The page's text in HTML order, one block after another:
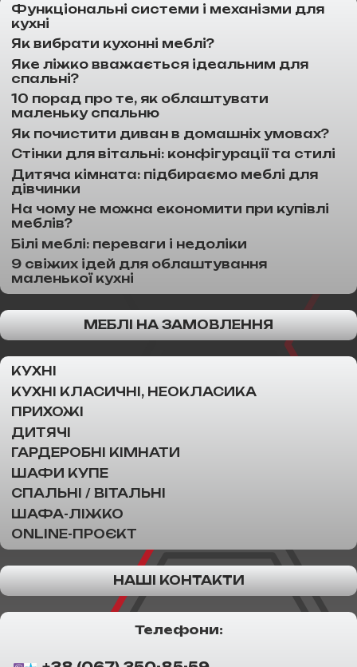
Функціональні системи і механізми для
кухні
Як вибрати кухонні меблі?
Яке ліжко вважається ідеальним для
спальні?
10 порад про те, як облаштувати
маленьку спальню
Як почистити диван в домашніх умовах?
Стінки для вітальні: конфігурації та стилі
Дитяча кімната: підбираємо меблі для
дівчинки
На чому не можна економити при купівлі
меблів?
Білі меблі: переваги і недоліки
9 свіжих ідей для облаштування
маленької кухні
МЕБЛІ НА ЗАМОВЛЕННЯ
КУХНІ
КУХНІ КЛАСИЧНІ, НЕОКЛАСИКА
ПРИХОЖІ
ДИТЯЧІ
ГАРДЕРОБНІ КІМНАТИ
ШАФИ КУПЕ
СПАЛЬНІ / ВІТАЛЬНІ
ШАФА-ЛІЖКО
ONLINE-ПРОЄКТ
НАШІ КОНТАКТИ
Телефони: